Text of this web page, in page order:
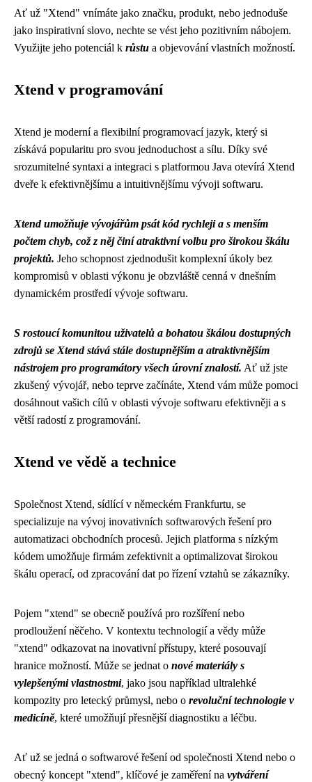
Ať už "Xtend" vnímáte jako značku, produkt, nebo jednoduše
jako inspirativní slovo, nechte se vést jeho pozitivním nábojem.
Využijte jeho potenciál k růstu a objevování vlastních možností.
Xtend v programování
Xtend je moderní a flexibilní programovací jazyk, který si
získává popularitu pro svou jednoduchost a sílu. Díky své
srozumitelné syntaxi a integraci s platformou Java otevírá Xtend
dveře k efektivnějšímu a intuitivnějšímu vývoji softwaru.
Xtend umožňuje vývojářům psát kód rychleji a s menším
počtem chyb, což z něj činí atraktivní volbu pro širokou škálu
projektů. Jeho schopnost zjednodušit komplexní úkoly bez
kompromisů v oblasti výkonu je obzvláště cenná v dnešním
dynamickém prostředí vývoje softwaru.
S rostoucí komunitou uživatelů a bohatou škálou dostupných
zdrojů se Xtend stává stále dostupnějším a atraktivnějším
nástrojem pro programátory všech úrovní znalostí. Ať už jste
zkušený vývojář, nebo teprve začínáte, Xtend vám může pomoci
dosáhnout vašich cílů v oblasti vývoje softwaru efektivněji a s
větší radostí z programování.
Xtend ve vědě a technice
Společnost Xtend, sídlící v německém Frankfurtu, se
specializuje na vývoj inovativních softwarových řešení pro
automatizaci obchodních procesů. Jejich platforma s nízkým
kódem umožňuje firmám zefektivnit a optimalizovat širokou
škálu operací, od zpracování dat po řízení vztahů se zákazníky.
Pojem "xtend" se obecně používá pro rozšíření nebo
prodloužení něčeho. V kontextu technologií a vědy může
"xtend" odkazovat na inovativní přístupy, které posouvají
hranice možností. Může se jednat o nové materiály s
vylepšenými vlastnostmi, jako jsou například ultralehké
kompozity pro letecký průmysl, nebo o revoluční technologie v
medicíně, které umožňují přesnější diagnostiku a léčbu.
Ať už se jedná o softwarové řešení od společnosti Xtend nebo o
obecný koncept "xtend", klíčové je zaměření na vytváření